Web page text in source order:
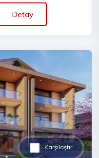
Detay
Karşılaştır